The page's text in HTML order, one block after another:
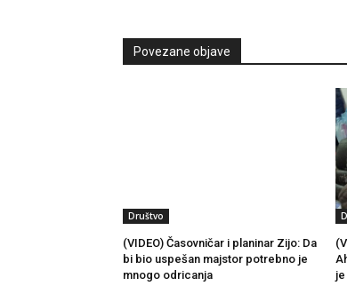
Povezane objave
Društvo
(VIDEO) Časovničar i planinar Zijo: Da
bi bio uspešan majstor potrebno je
mnogo odricanja